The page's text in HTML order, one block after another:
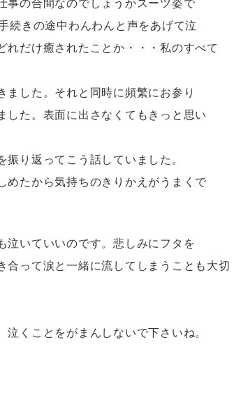
事の合間なのでしょうかスーツ姿で
きの途中わんわんと声をあげて泣
れだけ癒されたことか・・・私のすべて
した。それと同時に頻繁にお参り
した。表面に出さなくてもきっと思い
り返ってこう話していました。
めたから気持ちのきりかえがうまくで
泣いていいのです。悲しみにフタを
合って涙と一緒に流してしまうことも大切
くことをがまんしないで下さいね。